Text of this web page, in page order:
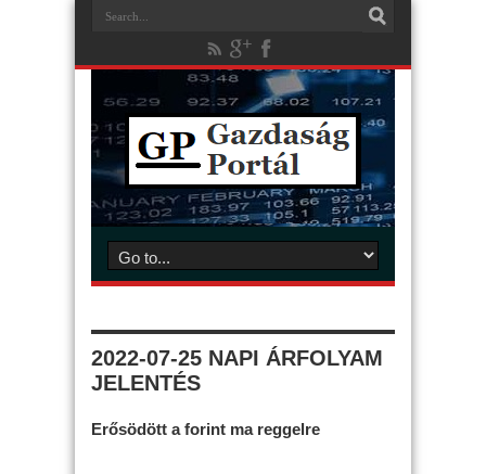
2022-07-25 NAPI ÁRFOLYAM
JELENTÉS
Erősödött a forint ma reggelre